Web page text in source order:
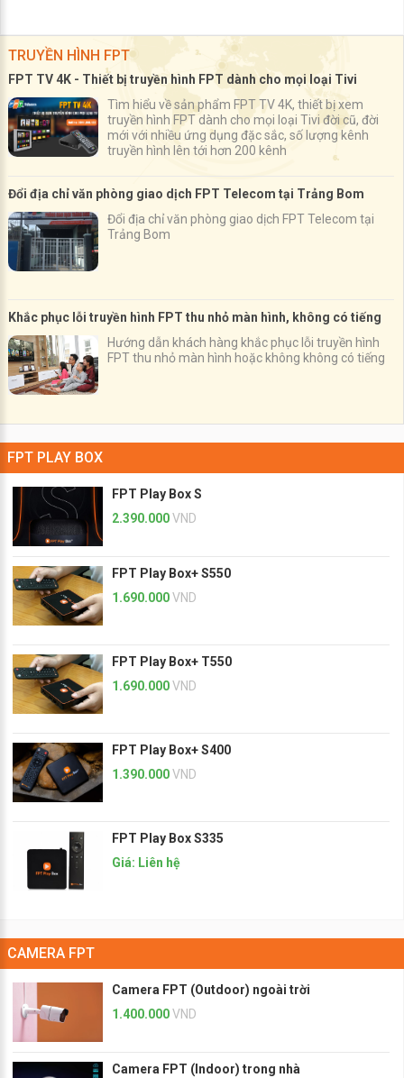
TRUYỀN HÌNH FPT
FPT TV 4K - Thiết bị truyền hình FPT dành cho mọi loại Tivi
Tìm hiểu về sản phẩm FPT TV 4K, thiết bị xem
truyền hình FPT dành cho mọi loại Tivi đời cũ, đời
mới với nhiều ứng dụng đặc sắc, số lượng kênh
truyền hình lên tới hơn 200 kênh
Đổi địa chỉ văn phòng giao dịch FPT Telecom tại Trảng Bom
Đổi địa chỉ văn phòng giao dịch FPT Telecom tại
Trảng Bom
Khắc phục lỗi truyền hình FPT thu nhỏ màn hình, không có tiếng
Hướng dẫn khách hàng khắc phục lỗi truyền hình
FPT thu nhỏ màn hình hoặc không không có tiếng
FPT PLAY BOX
FPT Play Box S
2.390.000VND
FPT Play Box+ S550
1.690.000VND
FPT Play Box+ T550
1.690.000VND
FPT Play Box+ S400
1.390.000VND
FPT Play Box S335
Giá: Liên hệ
CAMERA FPT
Camera FPT (Outdoor) ngoài trời
1.400.000VND
Camera FPT (Indoor) trong nhà